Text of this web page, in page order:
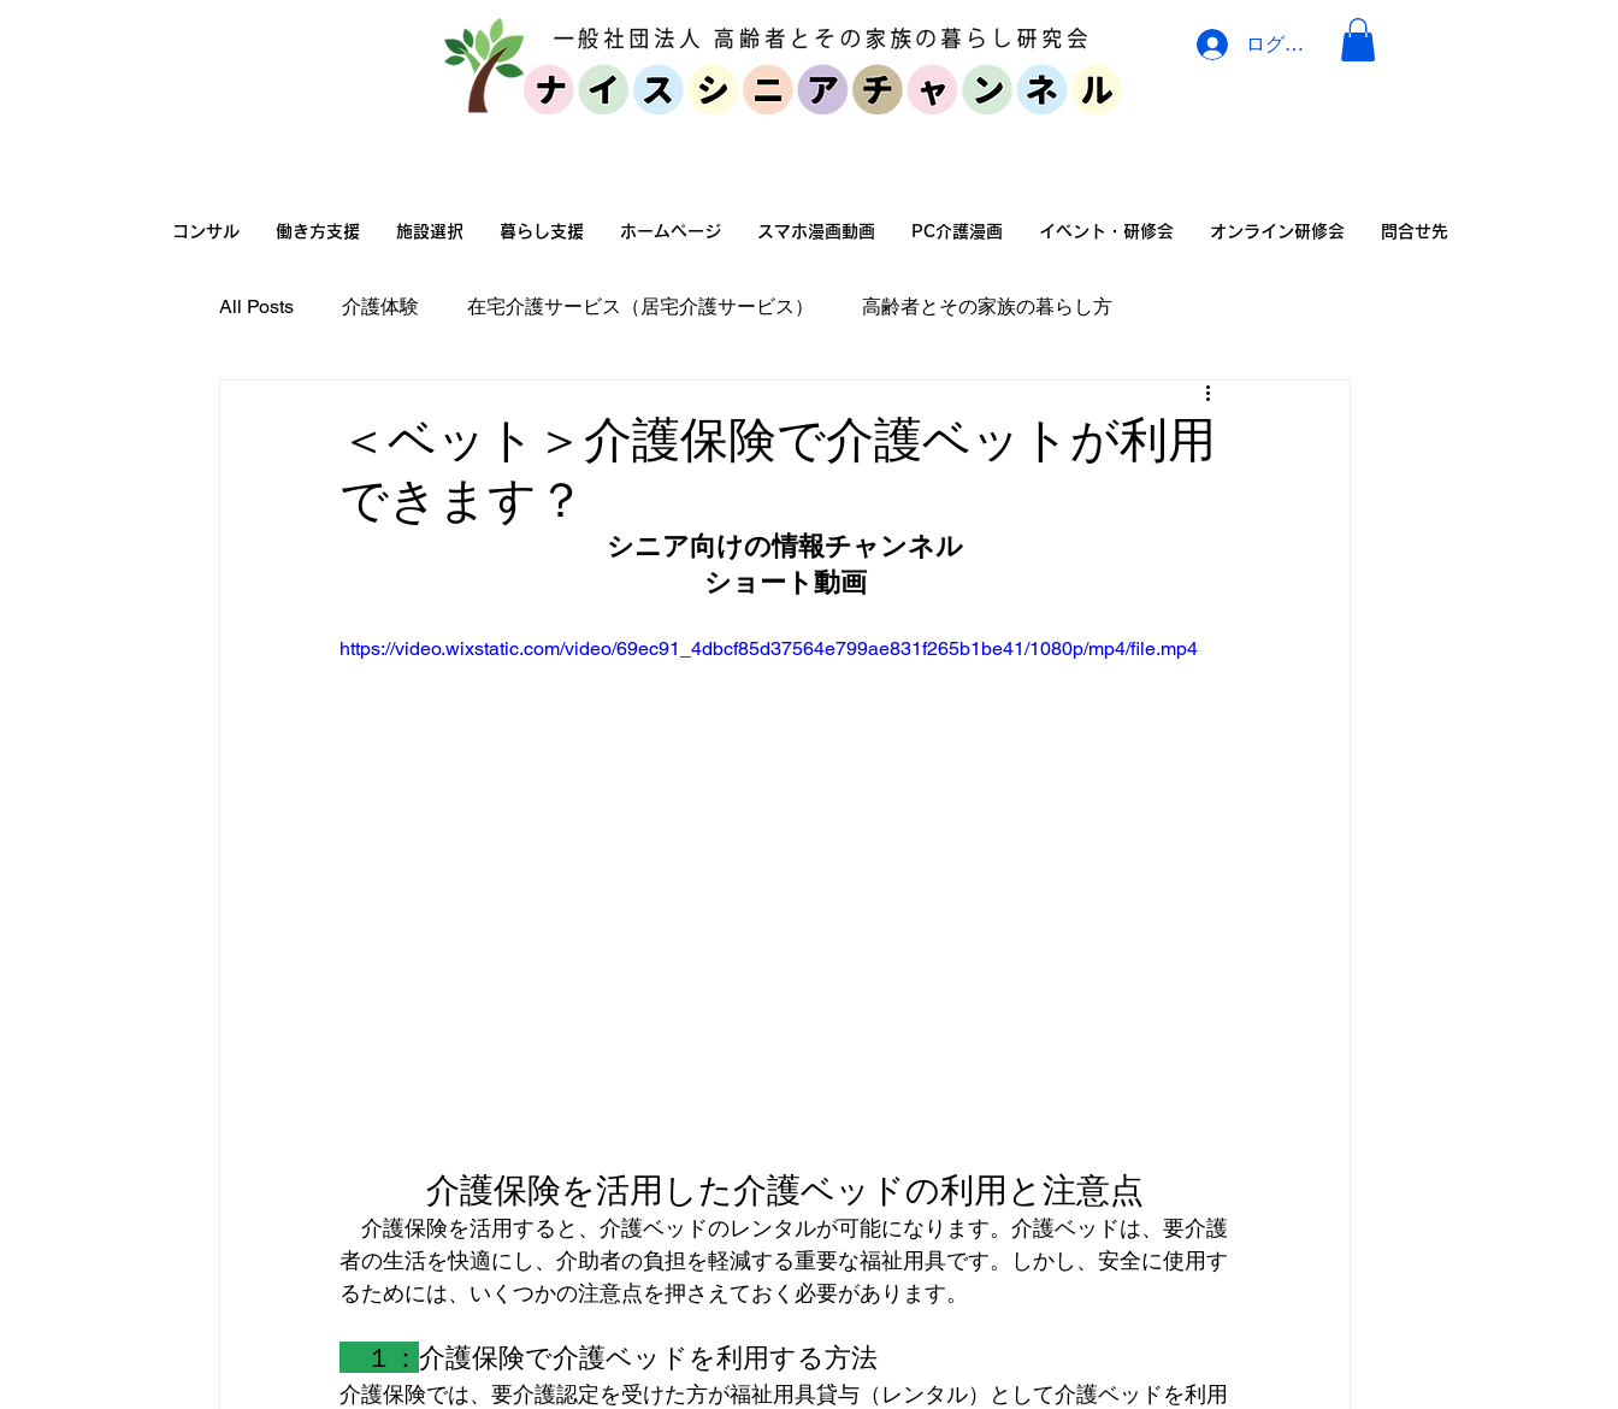
ログイン
コンサル 働き方支援 施設選択 暮らし支援 ホームページ スマホ漫画動画 PC介護漫画 イベント・研修会 オンライン研修会 問合せ先
All Posts 介護体験 在宅介護サービス（居宅介護サービス） 高齢者とその家族の暮らし方
高齢者とその家族の暮らし方
在宅介護 職場環境 超高齢化社会状況
職場環境 超高齢化社会
＜ベット＞介護保険で介護ベットが利用
できます？
シニア向けの情報チャンネル
ショート動画
https://video.wixstatic.com/video/69ec91_4dbcf85d37564e799ae831f265b1be41/1080p/mp4/file.mp4
介護保険を活用した介護ベッドの利用と注意点
介護保険を活用すると、介護ベッドのレンタルが可能になります。介護ベッドは、要介護
者の生活を快適にし、介助者の負担を軽減する重要な福祉用具です。しかし、安全に使用す
るためには、いくつかの注意点を押さえておく必要があります。
１： 介護保険で介護ベッドを利用する方法
介護保険では、要介護認定を受けた方が福祉用具貸与（レンタル）として介護ベッドを利用